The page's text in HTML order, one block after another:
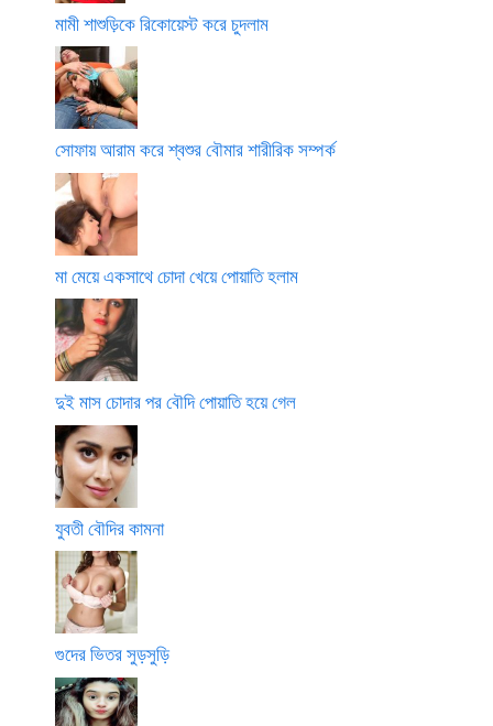
মামী শাশুড়িকে রিকোয়েস্ট করে চুদলাম
সোফায় আরাম করে শ্বশুর বৌমার শারীরিক সম্পর্ক
মা মেয়ে একসাথে চোদা খেয়ে পোয়াতি হলাম
দুই মাস চোদার পর বৌদি পোয়াতি হয়ে গেল
যুবতী বৌদির কামনা
গুদের ভিতর সুড়সুড়ি